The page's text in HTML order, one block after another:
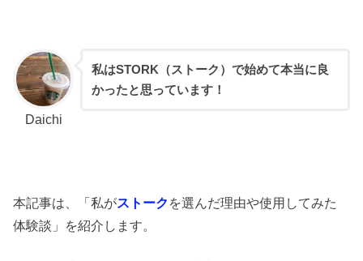
Daichi
私はSTORK（ストーク）で始めて本当に良
かったと思っています！
本記事は、「私がストーク を選んだ理由や使用してみた
体験談」を紹介します。